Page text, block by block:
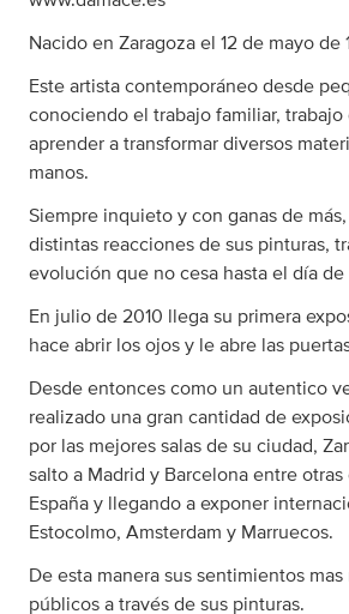
Nacido en Zaragoza el 12 de mayo de
Este artista contemporáneo desde
conociendo el trabajo familiar, trabajo
aprender a transformar diversos
manos.
Siempre inquieto y con ganas de
distintas reacciones de sus pinturas,
evolución que no cesa hasta el día de
En julio de 2010 llega su primera
hace abrir los ojos y le abre las
Desde entonces como un autentico
realizado una gran cantidad de
por las mejores salas de su ciudad,
salto a Madrid y Barcelona entre
España y llegando a exponer
Estocolmo, Amsterdam y Marruecos.
De esta manera sus sentimientos
públicos a través de sus pinturas.